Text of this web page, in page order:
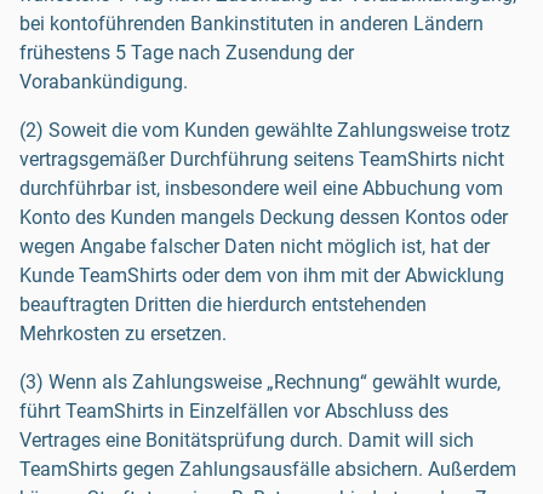
bei kontoführenden Bankinstituten in anderen Ländern
frühestens 5 Tage nach Zusendung der
Vorabankündigung.
(2) Soweit die vom Kunden gewählte Zahlungsweise trotz
vertragsgemäßer Durchführung seitens TeamShirts nicht
durchführbar ist, insbesondere weil eine Abbuchung vom
Konto des Kunden mangels Deckung dessen Kontos oder
wegen Angabe falscher Daten nicht möglich ist, hat der
Kunde TeamShirts oder dem von ihm mit der Abwicklung
beauftragten Dritten die hierdurch entstehenden
Mehrkosten zu ersetzen.
(3) Wenn als Zahlungsweise „Rechnung“ gewählt wurde,
führt TeamShirts in Einzelfällen vor Abschluss des
Vertrages eine Bonitätsprüfung durch. Damit will sich
TeamShirts gegen Zahlungsausfälle absichern. Außerdem